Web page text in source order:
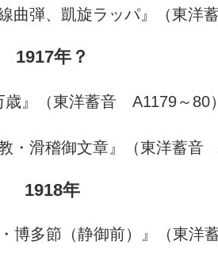
曲弾、凱旋ラッパ』（東洋
1917年？
歳』（東洋蓄音 A1179～80）
・滑稽御文章』（東洋蓄音
1918年
多節（静御前）』（東洋